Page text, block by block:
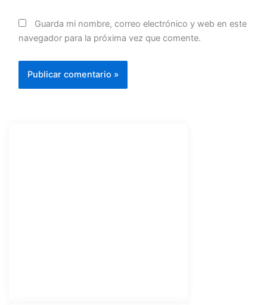
Guarda mi nombre, correo electrónico y web en este
navegador para la próxima vez que comente.